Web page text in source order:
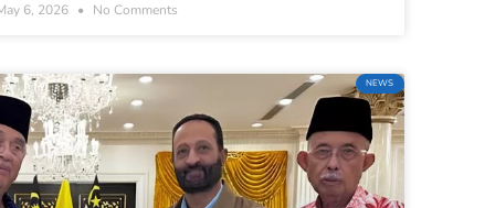
6, 2026 No Comments
NEWS